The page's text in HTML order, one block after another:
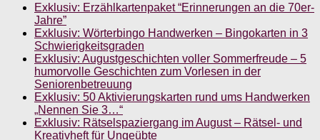
Exklusiv: Erzählkartenpaket “Erinnerungen an die 70er-
Jahre”
Exklusiv: Wörterbingo Handwerken – Bingokarten in 3
Schwierigkeitsgraden
Exklusiv: Augustgeschichten voller Sommerfreude – 5
humorvolle Geschichten zum Vorlesen in der
Seniorenbetreuung
Exklusiv: 50 Aktivierungskarten rund ums Handwerken
„Nennen Sie 3…“
Exklusiv: Rätselspaziergang im August – Rätsel- und
Kreativheft für Ungeübte